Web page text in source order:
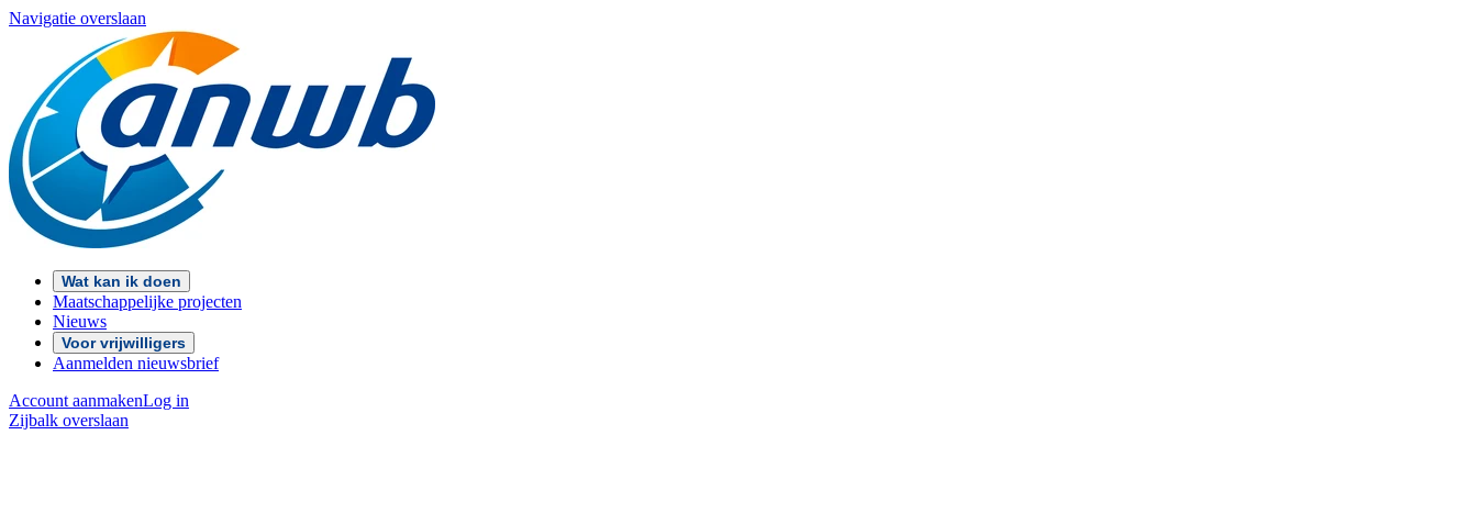
Navigatie overslaan
Wat kan ik doen
Maatschappelijke projecten
Nieuws
Voor vrijwilligers
Aanmelden nieuwsbrief
Account aanmakenLog in
Zijbalk overslaan